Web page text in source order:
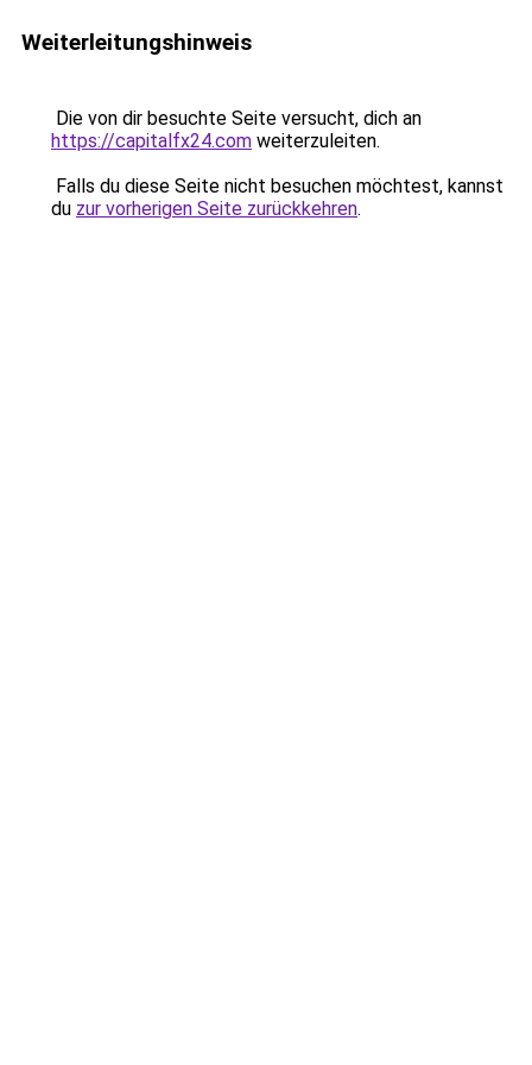
Weiterleitungshinweis
Die von dir besuchte Seite versucht, dich an
https://capitalfx24.com weiterzuleiten.
Falls du diese Seite nicht besuchen möchtest, kannst
du zur vorherigen Seite zurückkehren.